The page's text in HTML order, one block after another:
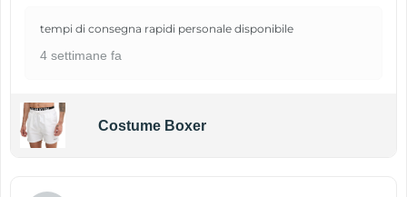
tempi di consegna rapidi personale disponibile
4 settimane fa
Costume Boxer